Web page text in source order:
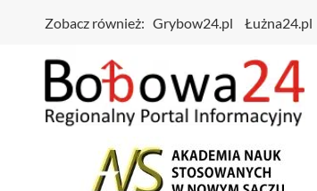
Zobacz również: Grybow24.pl Łużna24.pl